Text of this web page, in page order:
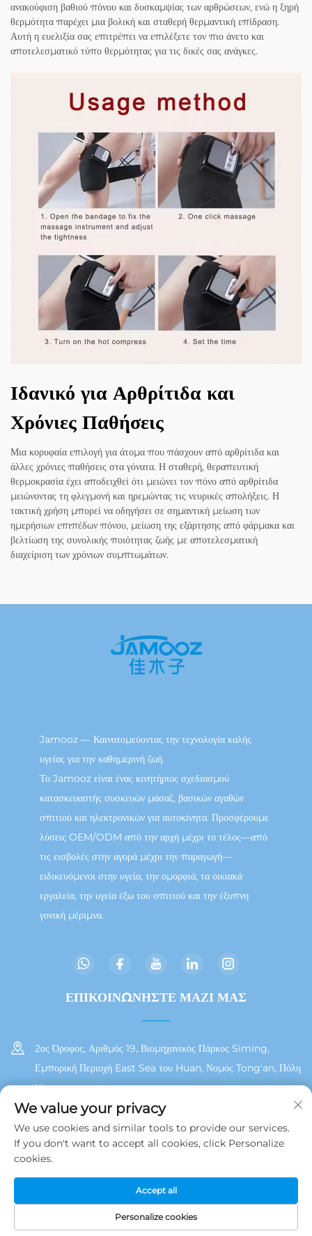
ανακούφιση βαθιού πόνου και δυσκαμψίας των αρθρώσεων, ενώ η ξηρή
θερμότητα παρέχει μια βολική και σταθερή θερμαντική επίδραση.
Αυτή η ευελιξία σας επιτρέπει να επιλέξετε τον πιο άνετο και
αποτελεσματικό τύπο θερμότητας για τις δικές σας ανάγκες.
Ιδανικό για Αρθρίτιδα και
Χρόνιες Παθήσεις
Μια κορυφαία επιλογή για άτομα που πάσχουν από αρθρίτιδα και
άλλες χρόνιες παθήσεις στα γόνατα. Η σταθερή, θεραπευτική
θερμοκρασία έχει αποδειχθεί ότι μειώνει τον πόνο από αρθρίτιδα
μειώνοντας τη φλεγμονή και ηρεμώντας τις νευρικές απολήξεις. Η
τακτική χρήση μπορεί να οδηγήσει σε σημαντική μείωση των
ημερήσιων επιπέδων πόνου, μείωση της εξάρτησης από φάρμακα και
βελτίωση της συνολικής ποιότητας ζωής με αποτελεσματική
διαχείριση των χρόνιων συμπτωμάτων.
Jamooz — Καινοτομεύοντας την τεχνολογία καλής
υγείας για την καθημερινή ζωή.
Το Jamooz είναι ένας κινητήριος σχεδιασμού
κατασκευαστής συσκευών μάσαζ, βασικών αγαθών
σπιτιού και ηλεκτρονικών για αυτοκίνητα. Προσφέρουμε
λύσεις OEM/ODM από την αρχή μέχρι το τέλος—από
τις εισβολές στην αγορά μέχρι την παραγωγή—
ειδικευόμενοι στην υγεία, την ομορφιά, τα οικιακά
εργαλεία, την υγεία έξω του σπιτιού και την έξυπνη
γονική μέριμνα.
ΕΠΙΚΟΙΝΩΝΗΣΤΕ ΜΑΖΙ ΜΑΣ
2ος Όροφος, Αριθμός 19, Βιομηχανικός Πάρκος Siming,
Εμπορική Περιοχή East Sea του Huan, Νομός Tong'an, Πόλη
Xiamen
+86 13215929911
[email protected]
Δικαιώματα Πνευματικής Ιδιοκτησίας © 2025 από τη Jamooz (Xiamen)
Technology Co., Ltd. Πολιτική Απορρήτου
ΗΛ.
We value your privacy
We use cookies and similar tools to provide our services.
If you don't want to accept all cookies, click Personalize
cookies.
Personalize cookies
Accept all